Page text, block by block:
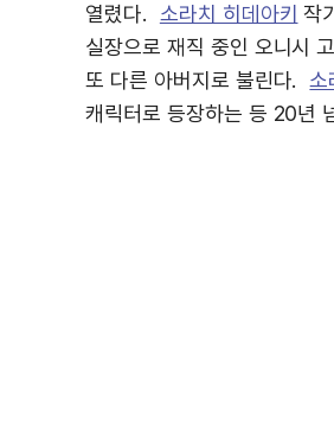
열렸다. 소라치 히데아키 작
실장으로 재직 중인 오니시
또 다른 아버지로 불린다. 소
캐릭터로 등장하는 등 20년